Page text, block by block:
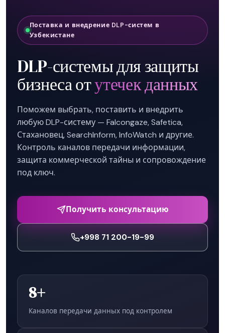
Поставка и внедрение DLP-систем в
Узбекистане
DLP-системы для защиты
бизнеса отутечек данных
Поможем выбрать, поставить и внедрить
любую DLP-систему — Falcongaze, Safetica,
Стахановец, SearchInform, InfoWatch и другие.
Контроль каналов передачи информации,
защита коммерческой тайны и сопровождение
под ключ.
Получить консультацию
+998 71 200-19-99
8+
Каналов передачи данных под контролем